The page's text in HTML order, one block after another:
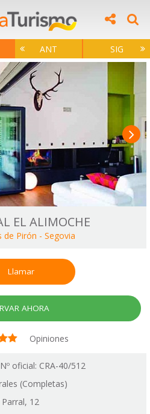
ANT SIG
EL ALIMOCHE
de Pirón - Segovia
Llamar
AHORA
Opiniones
oficial: CRA-40/512
(Completas)
Parral, 12